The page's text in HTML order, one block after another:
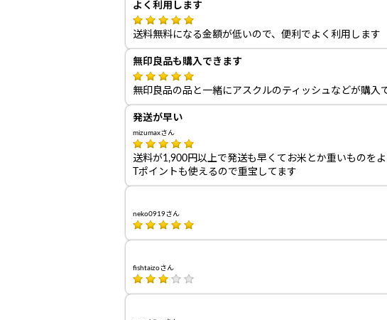
よく利用します
送料無料になる金額が低いので、便利でよく利用します
無印良品も購入できます
無印良品の品と一緒にアスクルのティッシュなどが購入
発送が早い
mizumaxさん
送料が1,900円以上で発送も早くてお米とか重いものをよ
Tポイントも使えるので重宝してます
neko0919さん
fishtaizoさん